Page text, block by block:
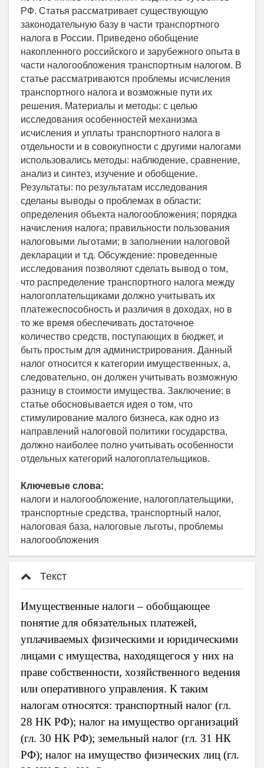
РФ. Статья рассматривает существующую
законодательную базу в части транспортного
налога в России. Приведено обобщение
накопленного российского и зарубежного опыта в
части налогообложения транспортным налогом. В
статье рассматриваются проблемы исчисления
транспортного налога и возможные пути их
решения. Материалы и методы: с целью
исследования особенностей механизма
исчисления и уплаты транспортного налога в
отдельности и в совокупности с другими налогами
использовались методы: наблюдение, сравнение,
анализ и синтез, изучение и обобщение.
Результаты: по результатам исследования
сделаны выводы о проблемах в области:
определения объекта налогообложения; порядка
начисления налога; правильности пользования
налоговыми льготами; в заполнении налоговой
декларации и т.д. Обсуждение: проведенные
исследования позволяют сделать вывод о том,
что распределение транспортного налога между
налогоплательщиками должно учитывать их
платежеспособность и различия в доходах, но в
то же время обеспечивать достаточное
количество средств, поступающих в бюджет, и
быть простым для администрирования. Данный
налог относится к категории имущественных, а,
следовательно, он должен учитывать возможную
разницу в стоимости имущества. Заключение: в
статье обосновывается идея о том, что
стимулирование малого бизнеса, как одно из
направлений налоговой политики государства,
должно наиболее полно учитывать особенности
отдельных категорий налогоплательщиков.
Ключевые слова:
налоги и налогообложение, налогоплательщики,
транспортные средства, транспортный налог,
налоговая база, налоговые льготы, проблемы
налогообложения
Текст
Имущественные налоги – обобщающее
понятие для обязательных платежей,
уплачиваемых физическими и юридическими
лицами с имущества, находящегося у них на
праве собственности, хозяйственного ведения
или оперативного управления. К таким
налогам относятся: транспортный налог (гл.
28 НК РФ); налог на имущество организаций
(гл. 30 НК РФ); земельный налог (гл. 31 НК
РФ); налог на имущество физических лиц (гл.